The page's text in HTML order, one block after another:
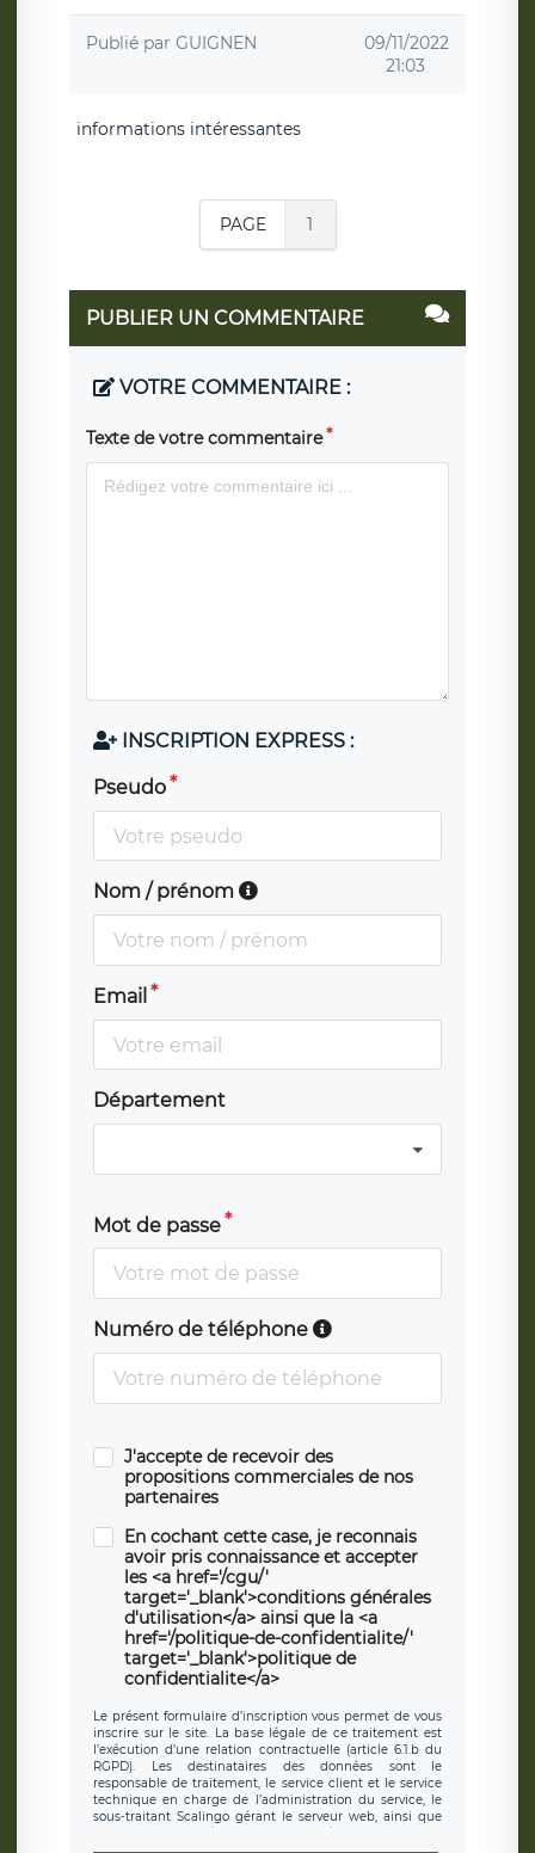
Publié par GUIGNEN
09/11/2022
21:03
informations intéressantes
PAGE 1
PUBLIER UN COMMENTAIRE
VOTRE COMMENTAIRE :
Texte de votre commentaire
INSCRIPTION EXPRESS :
Pseudo
Nom / prénom
Email
Département
Mot de passe
Numéro de téléphone
J'accepte de recevoir des
propositions commerciales de nos
partenaires
En cochant cette case, je reconnais
avoir pris connaissance et accepter
les <a href='/cgu/'
target='_blank'>conditions générales
d'utilisation</a> ainsi que la <a
href='/politique-de-confidentialite/'
target='_blank'>politique de
confidentialite</a>
Le présent formulaire d’inscription vous permet de vous
inscrire sur le site. La base légale de ce traitement est
l’exécution d’une relation contractuelle (article 6.1.b du
RGPD). Les destinataires des données sont le
responsable de traitement, le service client et le service
technique en charge de l’administration du service, le
sous-traitant Scalingo gérant le serveur web, ainsi que
toute personne légalement autorisée. Le formulaire
d’inscription est hébergé sur un serveur hébergé par